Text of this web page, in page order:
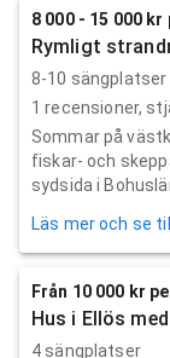
8 000 - 15 000 kr
Rymligt
8-10 sängplatser
1 recensioner,
Sommar på
fiskar- och
sydsida i
Läs mer och se
Från 10 000 kr
Hus i Ellös
4 sängplatser